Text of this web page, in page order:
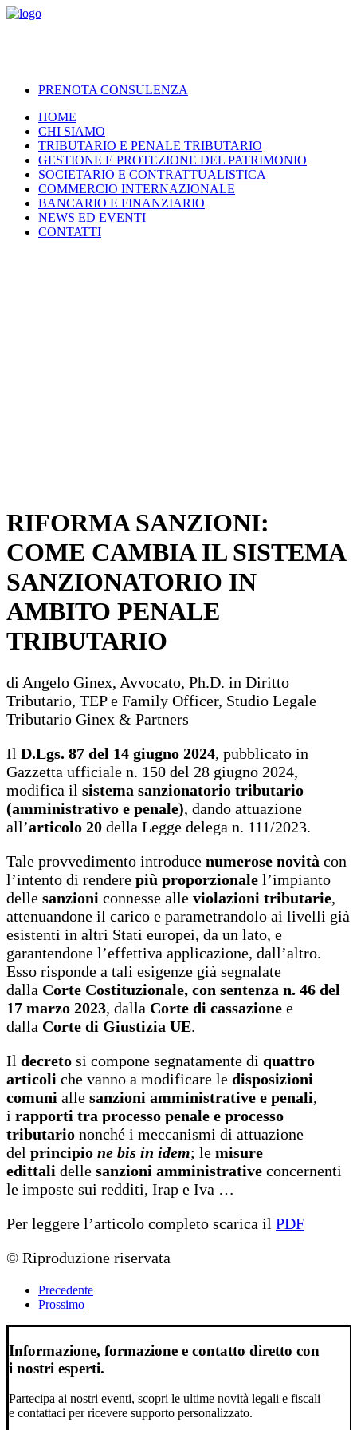
PRENOTA CONSULENZA
HOME
CHI SIAMO
TRIBUTARIO E PENALE TRIBUTARIO
GESTIONE E PROTEZIONE DEL PATRIMONIO
SOCIETARIO E CONTRATTUALISTICA
COMMERCIO INTERNAZIONALE
BANCARIO E FINANZIARIO
NEWS ED EVENTI
CONTATTI
RIFORMA SANZIONI:
COME CAMBIA IL SISTEMA
SANZIONATORIO IN
AMBITO PENALE
TRIBUTARIO
di Angelo Ginex, Avvocato, Ph.D. in Diritto
Tributario, TEP e Family Officer, Studio Legale
Tributario Ginex & Partners
Il D.Lgs. 87 del 14 giugno 2024, pubblicato in
Gazzetta ufficiale n. 150 del 28 giugno 2024,
modifica il sistema sanzionatorio tributario
(amministrativo e penale), dando attuazione
all’articolo 20 della Legge delega n. 111/2023.
Tale provvedimento introduce numerose novità con
l’intento di rendere più proporzionale l’impianto
delle sanzioni connesse alle violazioni tributarie,
attenuandone il carico e parametrandolo ai livelli già
esistenti in altri Stati europei, da un lato, e
garantendone l’effettiva applicazione, dall’altro.
Esso risponde a tali esigenze già segnalate
dalla Corte Costituzionale, con sentenza n. 46 del
17 marzo 2023, dalla Corte di cassazione e
dalla Corte di Giustizia UE.
Il decreto si compone segnatamente di quattro
articoli che vanno a modificare le disposizioni
comuni alle sanzioni amministrative e penali,
i rapporti tra processo penale e processo
tributario nonché i meccanismi di attuazione
del principio ne bis in idem; le misure
edittali delle sanzioni amministrative concernenti
le imposte sui redditi, Irap e Iva …
Per leggere l’articolo completo scarica il PDF
© Riproduzione riservata
Precedente
Prossimo
Informazione, formazione e contatto diretto con
i nostri esperti.
Partecipa ai nostri eventi, scopri le ultime novità legali e fiscali
e contattaci per ricevere supporto personalizzato.